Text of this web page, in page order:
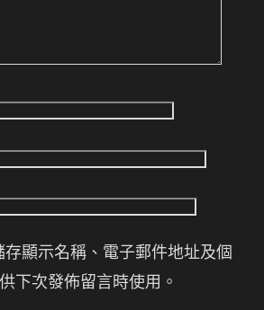
存顯示名稱、電子郵件地址及個
下次發佈留言時使用。